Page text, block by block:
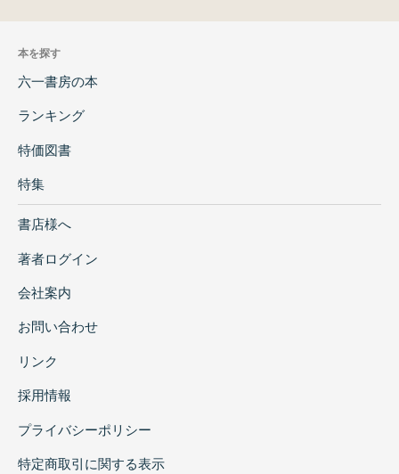
本を探す
六一書房の本
ランキング
特価図書
特集
書店様へ
著者ログイン
会社案内
お問い合わせ
リンク
採用情報
プライバシーポリシー
特定商取引に関する表示